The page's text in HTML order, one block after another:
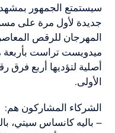
سيستمتع الجمهور
جديدة لأول مرة على
المهرجان للرقص
ميدويست تراست
أصلية لتؤديها أربع
الأولى.
الشركاء المشاركون هم:
– باليه كانساس سيتي،